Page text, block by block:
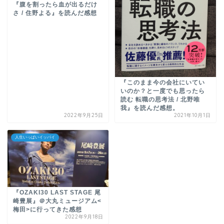
『腹を割ったら血が出るだけ
さ / 住野よる』を読んだ感想
2022年9月25日
『このまま今の会社にいてい
いのか？と一度でも思ったら
読む 転職の思考法 / 北野唯
我』を読んだ感想。
2021年10月1日
人生いっぱいイッパイ
『OZAKI30 LAST STAGE 尾
崎豊展』＠大丸ミュージアム<
梅田>に行ってきた感想
2022年9月18日